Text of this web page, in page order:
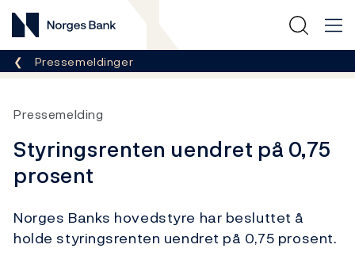
Norges Bank
Her er du nå:
Pressemeldinger
Pressemelding
Styringsrenten uendret på 0,75
prosent
Norges Banks hovedstyre har besluttet å
holde styringsrenten uendret på 0,75 prosent.